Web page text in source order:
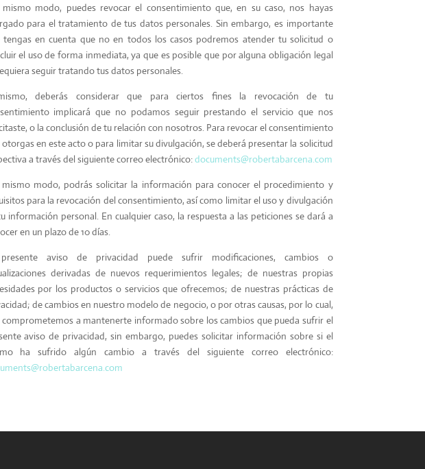
mismo modo, puedes revocar el consentimiento que, en su caso, nos hayas
para el tratamiento de tus datos personales. Sin embargo, es importante
tengas en cuenta que no en todos los casos podremos atender tu solicitud o
el uso de forma inmediata, ya que es posible que por alguna obligación legal
seguir tratando tus datos personales.
deberás considerar que para ciertos fines la revocación de tu
implicará que no podamos seguir prestando el servicio que nos
o la conclusión de tu relación con nosotros. Para revocar el consentimiento
otorgas en este acto o para limitar su divulgación, se deberá presentar la solicitud
a través del siguiente correo electrónico:documents@robertabarcena.com
mismo modo, podrás solicitar la información para conocer el procedimiento y
para la revocación del consentimiento, así como limitar el uso y divulgación
información personal. En cualquier caso, la respuesta a las peticiones se dará a
en un plazo de 10 días.
aviso de privacidad puede sufrir modificaciones, cambios o
derivadas de nuevos requerimientos legales; de nuestras propias
por los productos o servicios que ofrecemos; de nuestras prácticas de
de cambios en nuestro modelo de negocio, o por otras causas, por lo cual,
comprometemos a mantenerte informado sobre los cambios que pueda sufrir el
aviso de privacidad, sin embargo, puedes solicitar información sobre si el
ha sufrido algún cambio a través del siguiente correo electrónico: